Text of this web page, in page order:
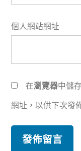
個人網站網址
在瀏覽器中儲
網址，以供下次發